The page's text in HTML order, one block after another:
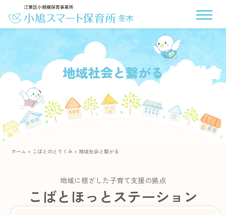
地域社会と繋がる
ホーム » こばとのとりくみ » 地域社会と繋がる
地域に根ざした子育て支援の拠点
こばとほっとステーション